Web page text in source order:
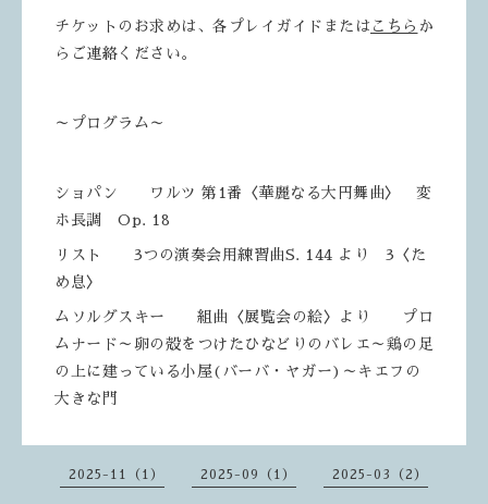
チケットのお求めは、各プレイガイドまたは こちら か
らご連絡ください。
～プログラム～
ショパン ワルツ 第1番〈華麗なる大円舞曲〉 変
ホ長調 Op. 18
リスト 3つの演奏会用練習曲S. 144 より 3〈た
め息〉
ムソルグスキー 組曲〈展覧会の絵〉より プロ
ムナード～卵の殻をつけたひなどりのバレエ～鶏の足
の上に建っている小屋(バーバ・ヤガー)～キエフの
大きな門
2025-11（1） 2025-09（1） 2025-03（2）